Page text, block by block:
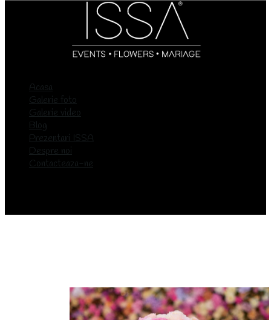
Acasa
Galerie foto
Galerie video
Blog
Prezentari ISSA
Despre noi
Contacteaza-ne